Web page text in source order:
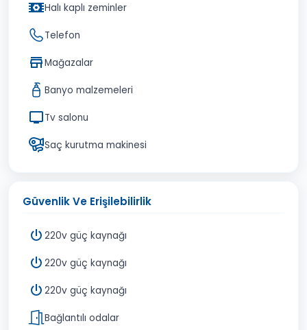
Halı kaplı zeminler
Telefon
Mağazalar
Banyo malzemeleri
Tv salonu
Saç kurutma makinesi
Güvenlik Ve Erişilebilirlik
220v güç kaynağı
220v güç kaynağı
220v güç kaynağı
Bağlantılı odalar